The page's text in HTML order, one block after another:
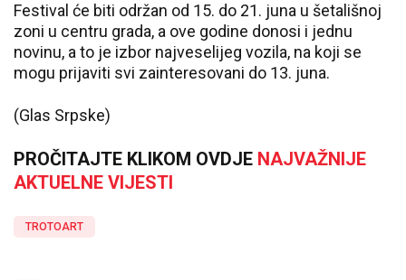
Festival će biti održan od 15. do 21. juna u šetališnoj
zoni u centru grada, a ove godine donosi i jednu
novinu, a to je izbor najveselijeg vozila, na koji se
mogu prijaviti svi zainteresovani do 13. juna.
(Glas Srpske)
PROČITAJTE KLIKOM OVDJE NAJVAŽNIJE
AKTUELNE VIJESTI
TROTOART